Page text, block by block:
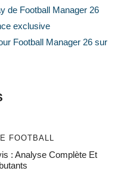
de Football Manager 26
exclusive
Football Manager 26 sur
FOOTBALL
: Analyse Complète Et